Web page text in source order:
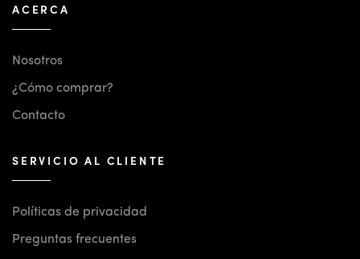
ACERCA
Nosotros
¿Cómo comprar?
Contacto
SERVICIO AL CLIENTE
Políticas de privacidad
Preguntas frecuentes